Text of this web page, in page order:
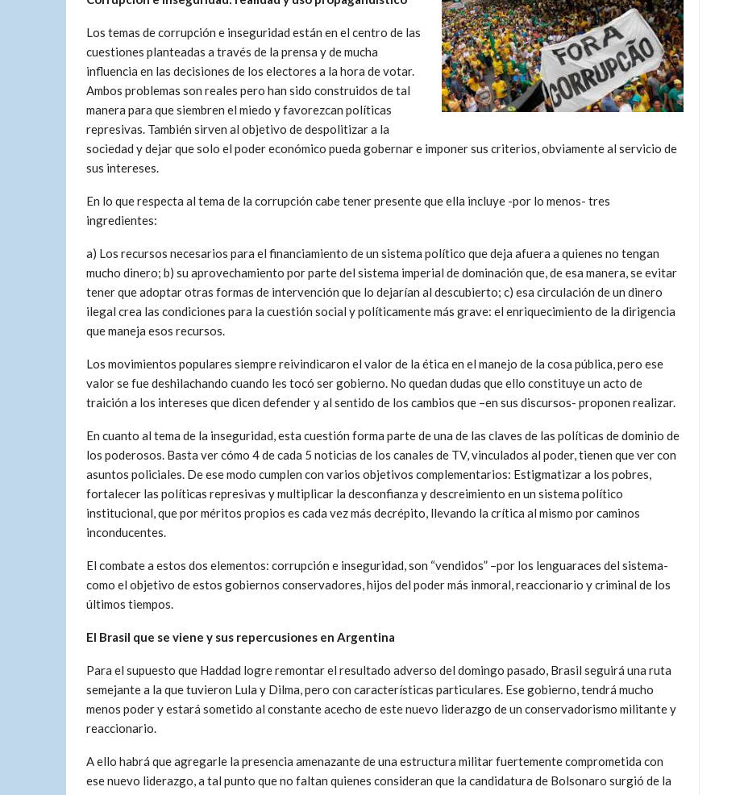
Los temas de corrupción e inseguridad están en el centro de las
cuestiones planteadas a través de la prensa y de mucha
influencia en las decisiones de los electores a la hora de votar.
Ambos problemas son reales pero han sido construidos de tal
manera para que siembren el miedo y favorezcan políticas
represivas. También sirven al objetivo de despolitizar a la
sociedad y dejar que solo el poder económico pueda gobernar e imponer sus criterios, obviamente al servicio de
sus intereses.
En lo que respecta al tema de la corrupción cabe tener presente que ella incluye -por lo menos- tres
ingredientes:
a) Los recursos necesarios para el financiamiento de un sistema político que deja afuera a quienes no tengan
mucho dinero; b) su aprovechamiento por parte del sistema imperial de dominación que, de esa manera, se evitar
tener que adoptar otras formas de intervención que lo dejarían al descubierto; c) esa circulación de un dinero
ilegal crea las condiciones para la cuestión social y políticamente más grave: el enriquecimiento de la dirigencia
que maneja esos recursos.
Los movimientos populares siempre reivindicaron el valor de la ética en el manejo de la cosa pública, pero ese
valor se fue deshilachando cuando les tocó ser gobierno. No quedan dudas que ello constituye un acto de
traición a los intereses que dicen defender y al sentido de los cambios que –en sus discursos- proponen realizar.
En cuanto al tema de la inseguridad, esta cuestión forma parte de una de las claves de las políticas de dominio de
los poderosos. Basta ver cómo 4 de cada 5 noticias de los canales de TV, vinculados al poder, tienen que ver con
asuntos policiales. De ese modo cumplen con varios objetivos complementarios: Estigmatizar a los pobres,
fortalecer las políticas represivas y multiplicar la desconfianza y descreimiento en un sistema político
institucional, que por méritos propios es cada vez más decrépito, llevando la crítica al mismo por caminos
inconducentes.
El combate a estos dos elementos: corrupción e inseguridad, son “vendidos” –por los lenguaraces del sistema-
como el objetivo de estos gobiernos conservadores, hijos del poder más inmoral, reaccionario y criminal de los
últimos tiempos.
El Brasil que se viene y sus repercusiones en Argentina
Para el supuesto que Haddad logre remontar el resultado adverso del domingo pasado, Brasil seguirá una ruta
semejante a la que tuvieron Lula y Dilma, pero con características particulares. Ese gobierno, tendrá mucho
menos poder y estará sometido al constante acecho de este nuevo liderazgo de un conservadorismo militante y
reaccionario.
A ello habrá que agregarle la presencia amenazante de una estructura militar fuertemente comprometida con
ese nuevo liderazgo, a tal punto que no faltan quienes consideran que la candidatura de Bolsonaro surgió de la